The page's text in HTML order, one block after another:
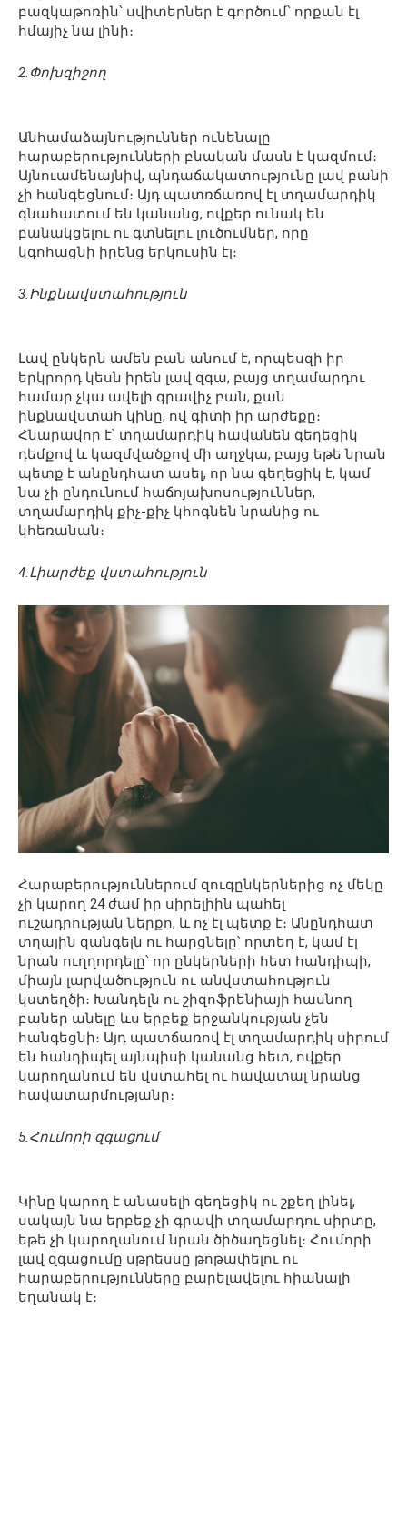
բազկաթոռին՝ սվիտերներ է գործում՝ որքան էլ
հմայիչ նա լինի։
2.Փոխզիջող
Անհամաձայնություններ ունենալը
հարաբերությունների բնական մասն է կազմում։
Այնուամենայնիվ, պնդաճակատությունը լավ բանի
չի հանգեցնում։ Այդ պատռճառով էլ տղամարդիկ
գնահատում են կանանց, ովքեր ունակ են
բանակցելու ու գտնելու լուծումներ, որը
կգոհացնի իրենց երկուսին էլ։
3.Ինքնավստահություն
Լավ ընկերն ամեն բան անում է, որպեսզի իր
երկրորդ կեսն իրեն լավ զգա, բայց տղամարդու
համար չկա ավելի գրավիչ բան, քան
ինքնավստահ կինը, ով գիտի իր արժեքը։
Հնարավոր է՝ տղամարդիկ հավանեն գեղեցիկ
դեմքով և կազմվածքով մի աղջկա, բայց եթե նրան
պետք է անընդհատ ասել, որ նա գեղեցիկ է, կամ
նա չի ընդունում հաճոյախոսություններ,
տղամարդիկ քիչ-քիչ կհոգնեն նրանից ու
կհեռանան։
4.Լիարժեք վստահություն
Հարաբերություններում զուգընկերներից ոչ մեկը
չի կարող 24 ժամ իր սիրելիին պահել
ուշադրության ներքո, և ոչ էլ պետք է։ Անընդհատ
տղային զանգելն ու հարցնելը՝ որտեղ է, կամ էլ
նրան ուղղորդելը՝ որ ընկերների հետ հանդիպի,
միայն լարվածություն ու անվստահություն
կստեղծի։ Խանդելն ու շիզոֆրենիայի հասնող
բաներ անելը ևս երբեք երջանկության չեն
հանգեցնի։ Այդ պատճառով էլ տղամարդիկ սիրում
են հանդիպել այնպիսի կանանց հետ, ովքեր
կարողանում են վստահել ու հավատալ նրանց
հավատարմությանը։
5.Հումորի զգացում
Կինը կարող է անասելի գեղեցիկ ու շքեղ լինել,
սակայն նա երբեք չի գրավի տղամարդու սիրտը,
եթե չի կարողանում նրան ծիծաղեցնել։ Հումորի
լավ զգացումը սթրեսսը թոթափելու ու
հարաբերությունները բարելավելու հիանալի
եղանակ է։